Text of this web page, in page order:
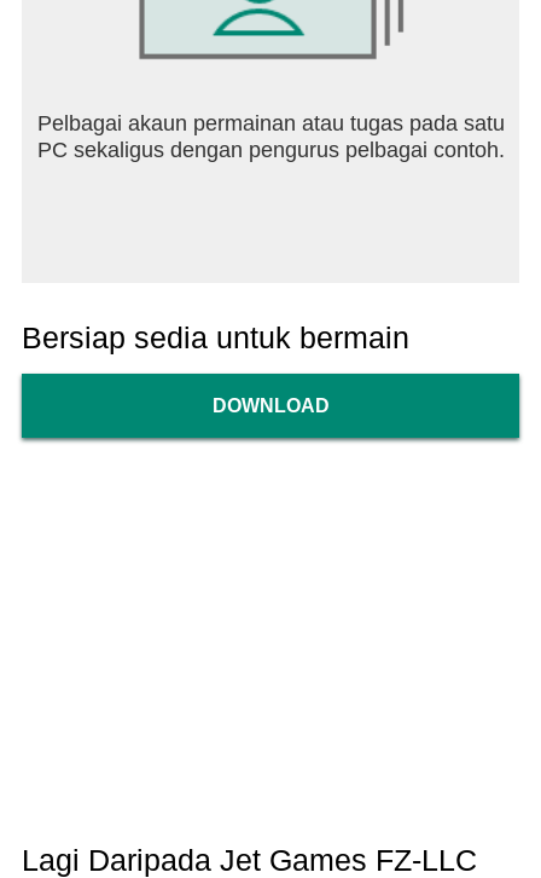
Pelbagai akaun permainan atau tugas pada satu
PC sekaligus dengan pengurus pelbagai contoh.
Bersiap sedia untuk bermain
DOWNLOAD
Lagi Daripada Jet Games FZ-LLC